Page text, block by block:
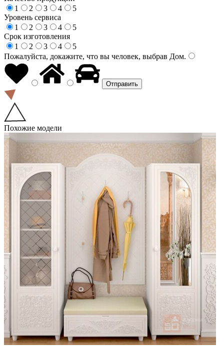
1
2 3 4
5
Уровень сервиса
1
2 3 4
5
Срок изготовления
1
2 3 4
5
Пожалуйста, докажите, что вы человек, выбрав Дом.
Похожие модели